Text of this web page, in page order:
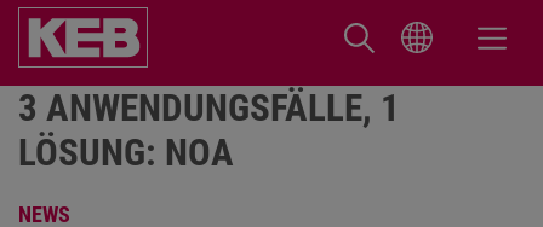
3 ANWENDUNGSFÄLLE, 1
LÖSUNG: NOA
NEWS